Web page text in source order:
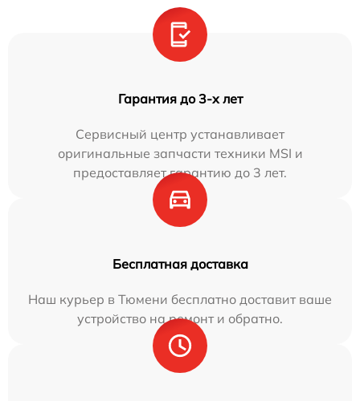
Гарантия до 3-х лет
Сервисный центр устанавливает
оригинальные запчасти техники MSI и
предоставляет гарантию до 3 лет.
Бесплатная доставка
Наш курьер в Тюмени бесплатно доставит ваше
устройство на ремонт и обратно.